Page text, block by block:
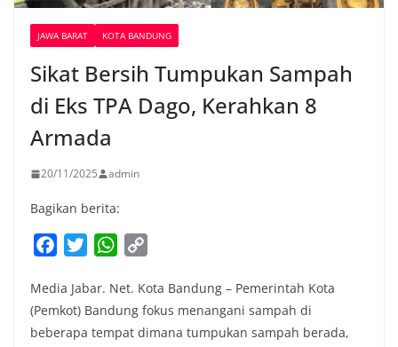
JAWA BARAT KOTA BANDUNG
Sikat Bersih Tumpukan Sampah
di Eks TPA Dago, Kerahkan 8
Armada
20/11/2025 admin
Bagikan berita:
c
e
b
i
t
t
W
a
t
s
p
y
L
Media Jabar. Net. Kota Bandung – Pemerintah Kota
(Pemkot) Bandung fokus menangani sampah di
beberapa tempat dimana tumpukan sampah berada,